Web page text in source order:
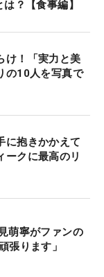
？【食事編】
け！「実力と美
の10人を写真で
に抱きかかえて
クに最高のリ
萌寧がファンの
張ります」